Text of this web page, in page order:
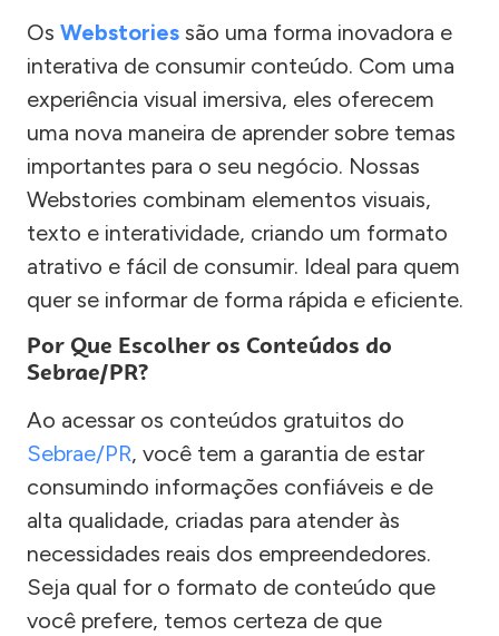
Os Webstories são uma forma inovadora e
interativa de consumir conteúdo. Com uma
experiência visual imersiva, eles oferecem
uma nova maneira de aprender sobre temas
importantes para o seu negócio. Nossas
Webstories combinam elementos visuais,
texto e interatividade, criando um formato
atrativo e fácil de consumir. Ideal para quem
quer se informar de forma rápida e eficiente.
Por Que Escolher os Conteúdos do
Sebrae/PR?
Ao acessar os conteúdos gratuitos do
Sebrae/PR, você tem a garantia de estar
consumindo informações confiáveis e de
alta qualidade, criadas para atender às
necessidades reais dos empreendedores.
Seja qual for o formato de conteúdo que
você prefere, temos certeza de que